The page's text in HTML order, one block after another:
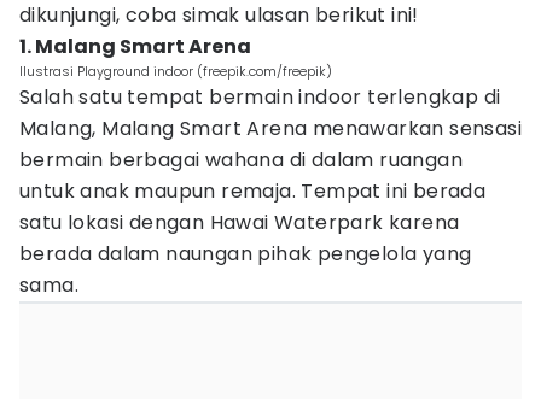
dikunjungi, coba simak ulasan berikut ini!
1. Malang Smart Arena
Ilustrasi Playground indoor (freepik.com/freepik)
Salah satu tempat bermain indoor terlengkap di
Malang, Malang Smart Arena menawarkan sensasi
bermain berbagai wahana di dalam ruangan
untuk anak maupun remaja. Tempat ini berada
satu lokasi dengan Hawai Waterpark karena
berada dalam naungan pihak pengelola yang
sama.